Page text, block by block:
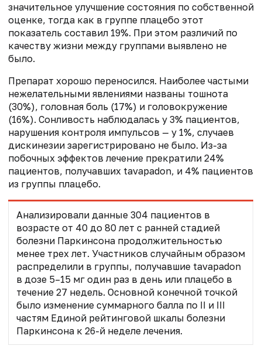
значительное улучшение состояния по собственной
оценке, тогда как в группе плацебо этот
показатель составил 19%. При этом различий по
качеству жизни между группами выявлено не
было.
Препарат хорошо переносился. Наиболее частыми
нежелательными явлениями названы тошнота
(30%), головная боль (17%) и головокружение
(16%). Сонливость наблюдалась у 3% пациентов,
нарушения контроля импульсов — у 1%, случаев
дискинезии зарегистрировано не было. Из-за
побочных эффектов лечение прекратили 24%
пациентов, получавших tavapadon, и 4% пациентов
из группы плацебо.
Анализировали данные 304 пациентов в
возрасте от 40 до 80 лет с ранней стадией
болезни Паркинсона продолжительностью
менее трех лет. Участников случайным образом
распределили в группы, получавшие tavapadon
в дозе 5–15 мг один раз в день или плацебо в
течение 27 недель. Основной конечной точкой
было изменение суммарного балла по II и III
частям Единой рейтинговой шкалы болезни
Паркинсона к 26-й неделе лечения.